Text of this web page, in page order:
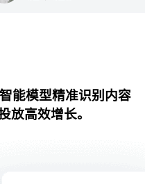
能模型精准识别内容
放高效增长。